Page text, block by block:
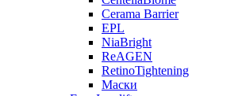
Cerama Barrier
EPL
NiaBright
ReAGEN
RetinoTightening
Маски